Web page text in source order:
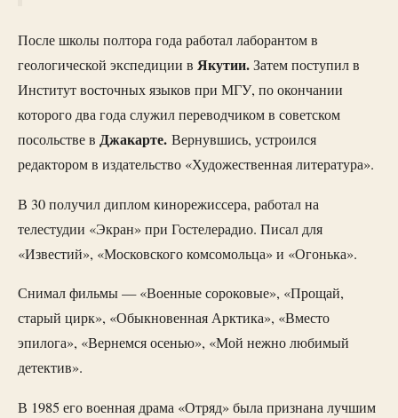
После школы полтора года работал лаборантом в
геологической экспедиции в Якутии.Затем поступил в
Институт восточных языков при МГУ, по окончании
которого два года служил переводчиком в советском
посольстве в Джакарте. Вернувшись, устроился
редактором в издательство «Художественная литература».
В 30 получил диплом кинорежиссера, работал на
телестудии «Экран» при Гостелерадио. Писал для
«Известий», «Московского комсомольца» и «Огонька».
Снимал фильмы — «Военные сороковые», «Прощай,
старый цирк», «Обыкновенная Арктика», «Вместо
эпилога», «Вернемся осенью», «Мой нежно любимый
детектив».
В 1985 его военная драма «Отряд» была признана лучшим